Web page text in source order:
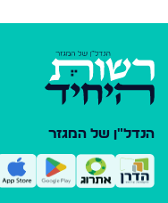
הנדל"ן של המגזר